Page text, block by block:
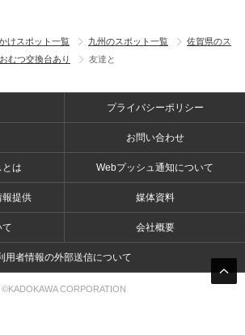
けスポット一覧 九州のスポット一覧
佐賀県のス
おむつ交換台あり 友達と
プライバシーポリシー
お問い合わせ
とは Webプッシュ通知について
報提供 媒体資料
て 会社概要
用者情報の外部送信について
©KADOKAWA CORPORATION